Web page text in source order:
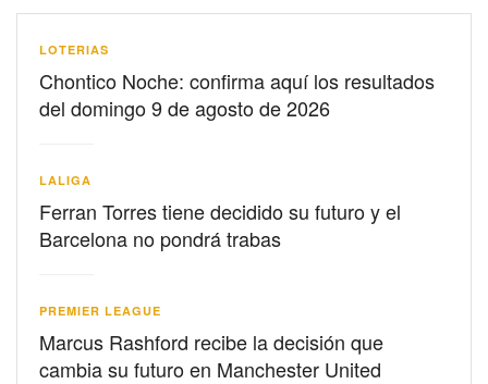
LOTERIAS
Chontico Noche: confirma aquí los resultados
del domingo 9 de agosto de 2026
LALIGA
Ferran Torres tiene decidido su futuro y el
Barcelona no pondrá trabas
PREMIER LEAGUE
Marcus Rashford recibe la decisión que
cambia su futuro en Manchester United